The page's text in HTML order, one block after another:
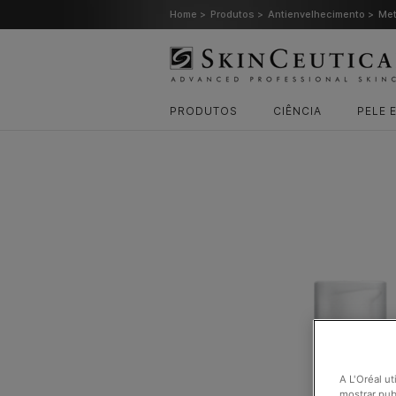
Home > Produtos > Antienvelhecimento >
PRODUTOS CIÊNCIA PELE
A L'Oréal